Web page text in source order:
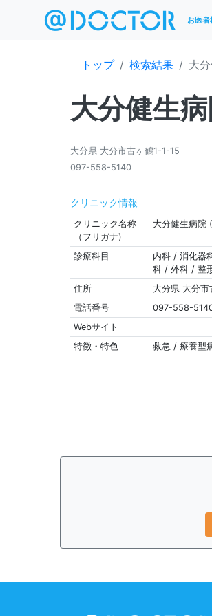
お医者
トップ 検索結果 大
大分健生
大分県 大分市古ヶ鶴1-1-15
097-558-5140
クリニック情報
クリニック名称
（フリガナ)
大分健生病院
診療科目
内科 / 消化器
科 / 外科 / 整
住所
大分県 大分市
電話番号
097-558-
Webサイト
特徴・特色
救急 / 療養型